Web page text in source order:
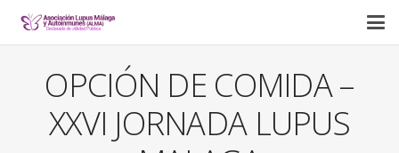
OPCIÓN DE COMIDA –
XXVI JORNADA LUPUS